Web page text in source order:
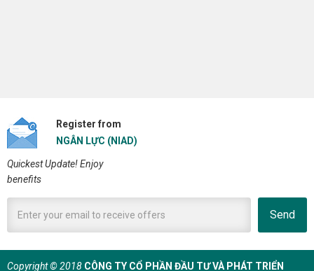
Register from
NGÂN LỰC (NIAD)
Quickest Update! Enjoy
benefits
Send
Copyright © 2018 CÔNG TY CỔ PHẦN ĐẦU TƯ VÀ PHÁT TRIỂN